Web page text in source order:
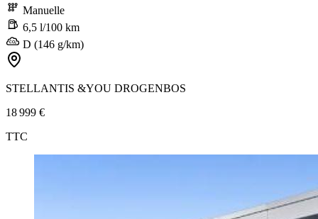
Manuelle
6,5 l/100 km
D (146 g/km)
STELLANTIS &YOU DROGENBOS
18 999 €
TTC